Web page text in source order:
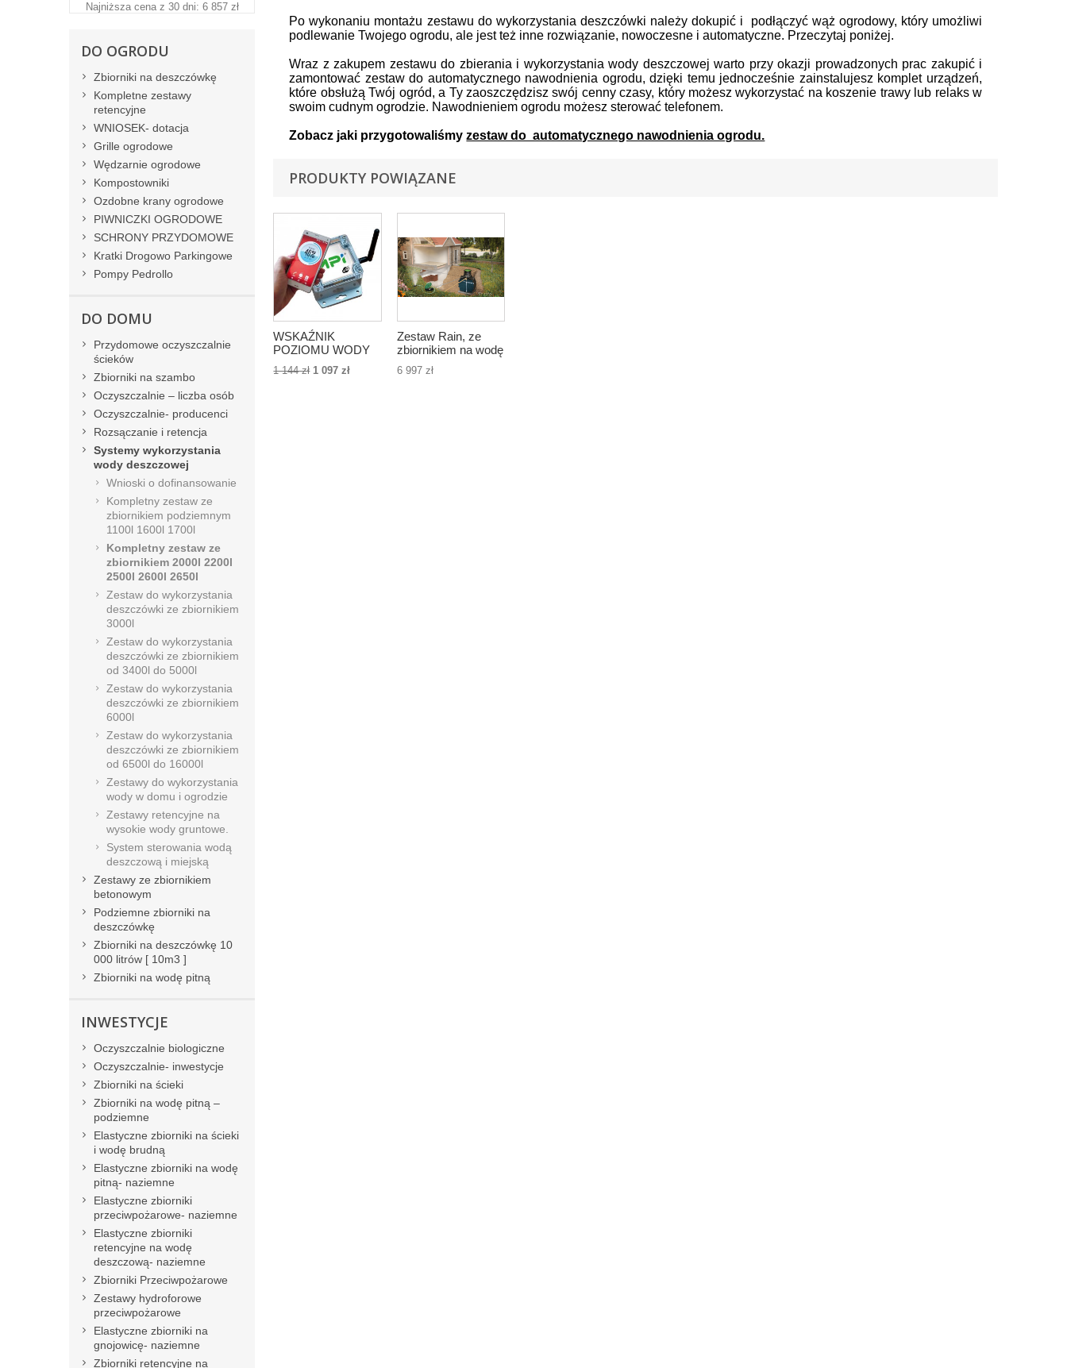
Po wykonaniu montażu zestawu do wykorzystania deszczówki należy dokupić i podłączyć wąż ogrodowy, który umożliwi
podlewanie Twojego ogrodu, ale jest też inne rozwiązanie, nowoczesne i automatyczne. Przeczytaj poniżej.
Wraz z zakupem zestawu do zbierania i wykorzystania wody deszczowej warto przy okazji prowadzonych prac zakupić i
zamontować zestaw do automatycznego nawodnienia ogrodu, dzięki temu jednocześnie zainstalujesz komplet urządzeń,
które obsłużą Twój ogród, a Ty zaoszczędzisz swój cenny czasy, który możesz wykorzystać na koszenie trawy lub relaks w
swoim cudnym ogrodzie. Nawodnieniem ogrodu możesz sterować telefonem.
Zobacz jaki przygotowaliśmyzestaw do automatycznego nawodnienia ogrodu.
PRODUKTY POWIĄZANE
WSKAŹNIK
POZIOMU WODY
AQUATO W
ZBIORNIKU
1 144 zł 1 097 zł
Zestaw Rain, ze
zbiornikiem na wodę
deszczową 3000l
6 997 zł
Najniższa cena z 30 dni: 6 857 zł
DO OGRODU
Zbiorniki na deszczówkę
Kompletne zestawy
retencyjne
WNIOSEK- dotacja
Grille ogrodowe
Wędzarnie ogrodowe
Kompostowniki
Ozdobne krany ogrodowe
PIWNICZKI OGRODOWE
SCHRONY PRZYDOMOWE
Kratki Drogowo Parkingowe
Pompy Pedrollo
DO DOMU
Przydomowe oczyszczalnie
ścieków
Zbiorniki na szambo
Oczyszczalnie – liczba osób
Oczyszczalnie- producenci
Rozsączanie i retencja
Systemy wykorzystania
wody deszczowej
Wnioski o dofinansowanie
Kompletny zestaw ze
zbiornikiem podziemnym
1100l 1600l 1700l
Kompletny zestaw ze
zbiornikiem 2000l 2200l
2500l 2600l 2650l
Zestaw do wykorzystania
deszczówki ze zbiornikiem
3000l
Zestaw do wykorzystania
deszczówki ze zbiornikiem
od 3400l do 5000l
Zestaw do wykorzystania
deszczówki ze zbiornikiem
6000l
Zestaw do wykorzystania
deszczówki ze zbiornikiem
od 6500l do 16000l
Zestawy do wykorzystania
wody w domu i ogrodzie
Zestawy retencyjne na
wysokie wody gruntowe.
System sterowania wodą
deszczową i miejską
Zestawy ze zbiornikiem
betonowym
Podziemne zbiorniki na
deszczówkę
Zbiorniki na deszczówkę 10
000 litrów [ 10m3 ]
Zbiorniki na wodę pitną
INWESTYCJE
Oczyszczalnie biologiczne
Oczyszczalnie- inwestycje
Zbiorniki na ścieki
Zbiorniki na wodę pitną –
podziemne
Elastyczne zbiorniki na ścieki
i wodę brudną
Elastyczne zbiorniki na wodę
pitną- naziemne
Elastyczne zbiorniki
przeciwpożarowe- naziemne
Elastyczne zbiorniki
retencyjne na wodę
deszczową- naziemne
Zbiorniki Przeciwpożarowe
Zestawy hydroforowe
przeciwpożarowe
Elastyczne zbiorniki na
gnojowicę- naziemne
Zbiorniki retencyjne na